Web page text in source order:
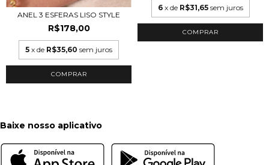
ANEL 3 ESFERAS LISO STYLE
R$178,00
5 x de R$35,60 sem juros
COMPRAR
6 x de R$31,65 sem juros
Baixe nosso aplicativo